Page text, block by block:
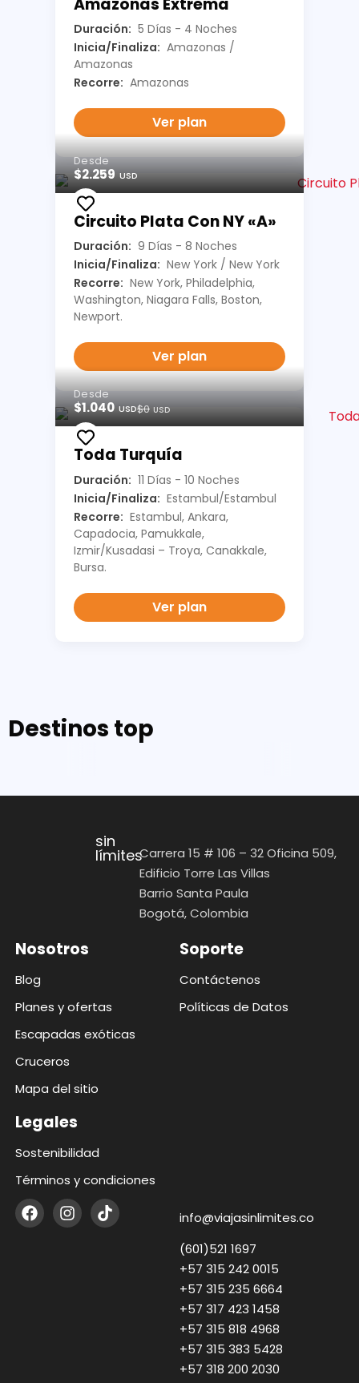
Duración: 5 Días - 4 Noches
Inicia/Finaliza: Amazonas /
Amazonas
Recorre: Amazonas
Ver plan
Desde
$2.259USD
Circuito Plata Con NY «A»
Duración: 9 Días - 8 Noches
Inicia/Finaliza: New York / New York
Recorre: New York, Philadelphia,
Washington, Niagara Falls, Boston,
Newport.
Ver plan
Desde
$1.040USD$0 USD
Toda Turquía
Duración: 11 Días - 10 Noches
Inicia/Finaliza: Estambul/Estambul
Recorre: Estambul, Ankara,
Capadocia, Pamukkale,
Izmir/Kusadasi – Troya, Canakkale,
Bursa.
Ver plan
Destinos top
sin
límitesCarrera 15 # 106 – 32 Oficina 509,
Edificio Torre Las Villas
Barrio Santa Paula
Bogotá, Colombia
Nosotros
Blog
Planes y ofertas
Escapadas exóticas
Cruceros
Mapa del sitio
Soporte
Contáctenos
Políticas de Datos
Legales
Sostenibilidad
Términos y condiciones
info@viajasinlimites.co
(601)521 1697
+57 315 242 0015
+57 315 235 6664
+57 317 423 1458
+57 315 818 4968
+57 315 383 5428
+57 318 200 2030